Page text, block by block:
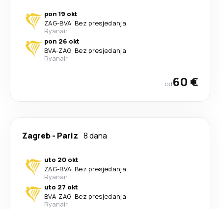
pon 19 okt
ZAG-BVA· Bez presjedanja
Ryanair
pon 26 okt
BVA-ZAG· Bez presjedanja
Ryanair
od60 €
Zagreb- Pariz 8 dana
uto 20 okt
ZAG-BVA· Bez presjedanja
Ryanair
uto 27 okt
BVA-ZAG· Bez presjedanja
Ryanair